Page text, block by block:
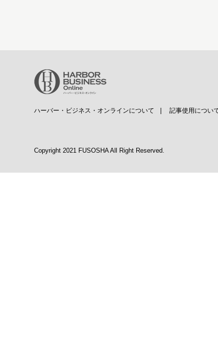
ハーバー・ビジネス・オンラインについて 記事使用につい
Copyright 2021 FUSOSHA All Right Reserved.